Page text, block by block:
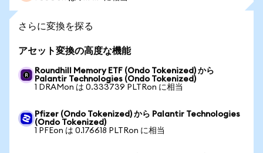
さらに変換を探る
アセット変換の高度な機能
Roundhill Memory ETF (Ondo Tokenized) から
Palantir Technologies (Ondo Tokenized)
1 DRAMon は 0.333739 PLTRon に相当
Pfizer (Ondo Tokenized) から Palantir Technologies
(Ondo Tokenized)
1 PFEon は 0.176618 PLTRon に相当